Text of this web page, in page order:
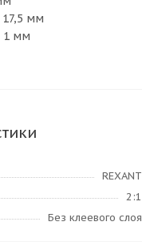
17,5 мм
1 мм
REXANT
2:1
Без клеевого слоя